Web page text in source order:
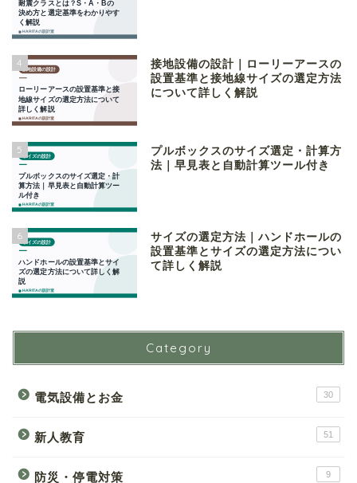
4
接地設備の設計｜ローリーアースの
設置基準と接地線サイズの選定方法
について詳しく解説
5
プルボックスのサイズ選定・計算方
法｜早見表と自動計算ツール付き
6
サイズの選定方法｜ハンドホールの
設置基準とサイズの選定方法につい
て詳しく解説
Category
電気設備とお金 30
新人教育 51
防災・停電対策 9